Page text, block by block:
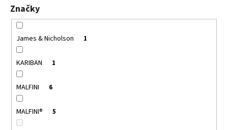
Značky
James & Nicholson 1
KARIBAN 1
MALFINI 6
MALFINI® 5